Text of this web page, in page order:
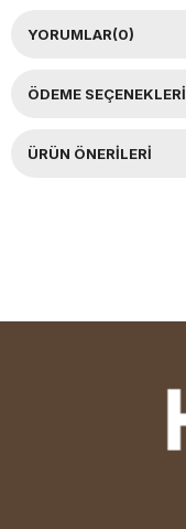
YORUMLAR(0)
ÖDEME SEÇENEKLERI
ÜRÜN ÖNERILERI